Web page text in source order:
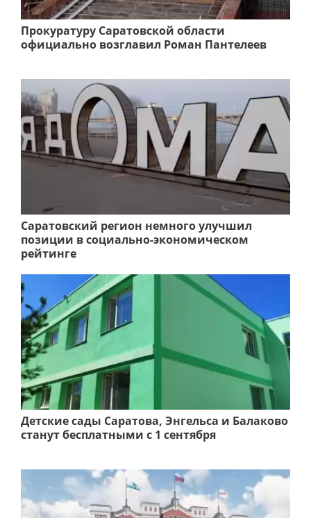
Прокуратуру Саратовской области
официально возглавил Роман Пантелеев
Саратовский регион немного улучшил
позиции в социально-экономическом
рейтинге
Детские сады Саратова, Энгельса и Балаково
станут бесплатными с 1 сентября